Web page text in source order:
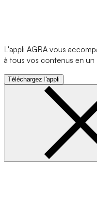
L'appli AGRA vous
à tous vos contenus en un
Téléchargez l'appli